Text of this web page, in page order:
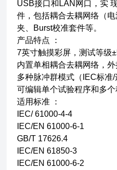
USB接口和LAN网口，实
件，包括耦合去耦网络（
夹、Burst校准套件等。
产品特点 ：
7英寸触摸彩屏，测试等级
内置单相耦合去耦网络，
多种脉冲群模式（IEC标准/
可编辑单个试验程序和多
适用标准 ：
IEC/ 61000-4-4
IEC/EN 61000-6-1
GB/T 17626.4
IEC/EN 61850-3
IEC/EN 61000-6-2